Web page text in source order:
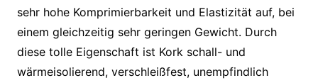
sehr hohe Komprimierbarkeit und Elastizität auf, bei
einem gleichzeitig sehr geringen Gewicht. Durch
diese tolle Eigenschaft ist Kork schall- und
wärmeisolierend, verschleißfest, unempfindlich